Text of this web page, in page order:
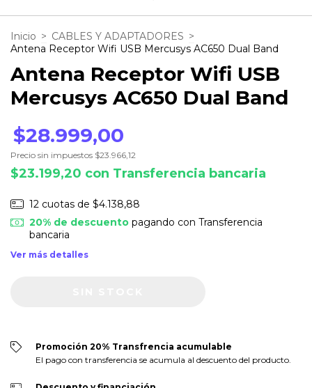
Inicio > CABLES Y ADAPTADORES >
Antena Receptor Wifi USB Mercusys AC650 Dual Band
Antena Receptor Wifi USB
Mercusys AC650 Dual Band
$28.999,00
Precio sin impuestos $23.966,12
$23.199,20 con Transferencia bancaria
12 cuotas de $4.138,88
20% de descuentopagando con Transferencia
bancaria
Ver más detalles
Promoción 20% Transfrencia acumulable
El pago con transferencia se acumula al descuento del producto.